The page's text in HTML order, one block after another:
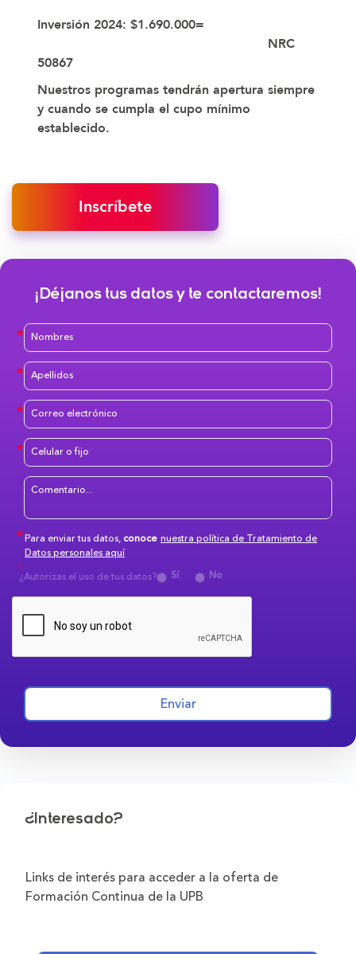
Inversión 2024: $1.690.000=
NRC
50867
Nuestros programas tendrán apertura siempre
y cuando se cumpla el cupo mínimo
establecido.
Inscríbete
¡Déjanos tus datos y te contactaremos!
Para enviar tus datos,conoce nuestra política de Tratamiento de
Datos personales aquí
¿Autorizas el uso de tus datos?
Sí No
Enviar
¿Interesado?
Links de interés para acceder a la oferta de
Formación Continua de la UPB